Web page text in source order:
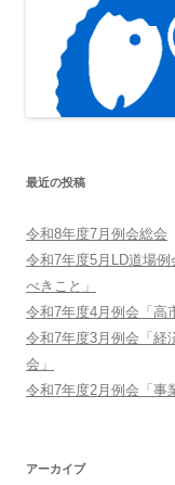
最近の投稿
令和8年度7月例会総会
令和7年度5月LD道場
べきこと」
令和7年度4月例会「高
令和7年度3月例会「経
会」
令和7年度2月例会「事
アーカイブ